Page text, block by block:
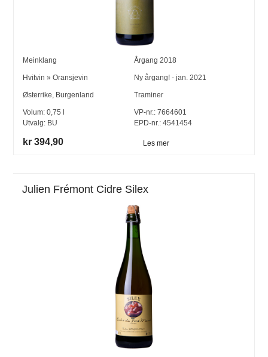
Meinklang Årgang 2018
Hvitvin »Oransjevin Ny årgang! - jan. 2021
Østerrike Burgenland Traminer
Volum:0,75 l
Utvalg: BU
VP-nr.: 7664601
EPD-nr.: 4541454
kr 394,90 Les mer
Julien Frémont Cidre Silex